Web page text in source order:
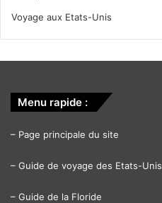
Voyage aux Etats-Unis
Menu rapide :
– Page principale du site
– Guide de voyage des Etats-Unis
– Guide de la Floride